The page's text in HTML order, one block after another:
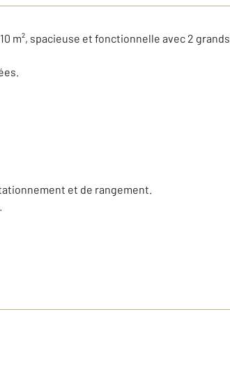
m², spacieuse et fonctionnelle avec 2 grands
et de rangement.